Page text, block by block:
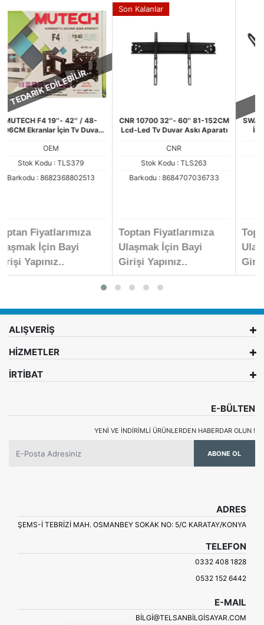
Son Kalanlar
CNR 10700 32''- 60'' 81-152CM
Lcd-Led Tv Duvar Askı Aparatı
Stok Kodu : TLS263
Barkodu : 8684707036733
Toptan Fiyatlarımıza
Ulaşmak İçin Bayi
Girişi Yapınız..
TEDARİK EDİLEBİLİR..
SWAT TVS25 19''- 22'' Ekranlar
İçin Tv Duvar Askı Aparatı
Aparatı
Stok Kodu : TLS378
Toptan Fiyatlarımıza
Ulaşmak İçin Bayi
Girişi Yapınız..
ALIŞVERİŞ
HİZMETLER
İRTİBAT
E-BÜLTEN
YENI VE INDIRIMLI ÜRÜNLERDEN HABERDAR OLUN !
ABONE OL
ADRES
ŞEMS-İ TEBRİZİ MAH. OSMANBEY SOKAK NO: 5/C KARATAY/KONYA
TELEFON
0332 408 1828
0532 152 6442
E-MAIL
BILGI@TELSANBILGISAYAR.COM